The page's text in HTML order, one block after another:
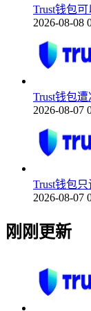
Trust钱包
2026-08-08
Trust钱包
2026-08-07
Trust钱包
2026-08-07
刚刚更新